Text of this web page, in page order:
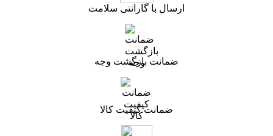
ارسال با گارانتی سلامت
ضمانت بازگشت وجه
ضمانت کیفیت کالا